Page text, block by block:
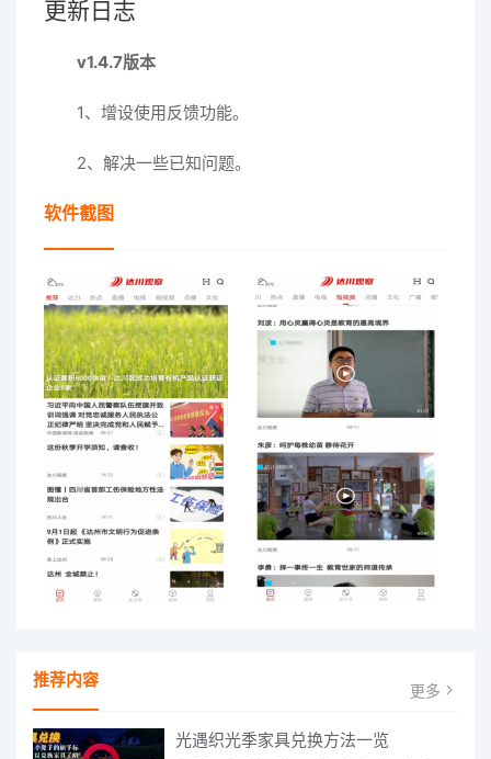
更新日志
v1.4.7版本
1、增设使用反馈功能。
2、解决一些已知问题。
软件截图
推荐内容 更多
光遇织光季家具兑换方法一览